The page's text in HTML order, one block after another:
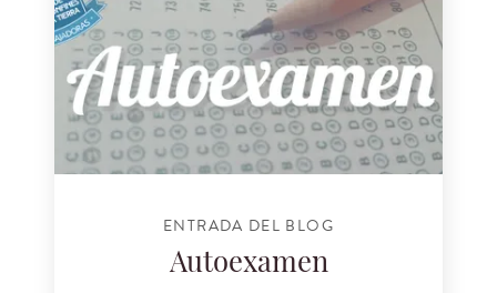
ENTRADA DEL BLOG
Autoexamen